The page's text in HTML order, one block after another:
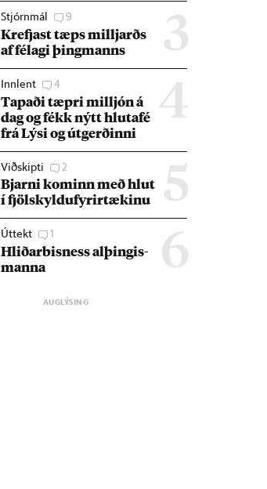
3
Stjórnmál 9
Krefjast tæps millj­arðs
af fé­lagi þing­manns
4
Innlent 4
Tap­aði tæpri millj­ón á
dag og fékk nýtt hluta­fé
frá Lýsi og út­gerð­inni
5
Viðskipti 2
Bjarni kom­inn með hlut
í fjöl­skyldu­fyr­ir­tæk­inu
6
Úttekt 1
Hlið­ar­bis­ness al­þing­is­
manna